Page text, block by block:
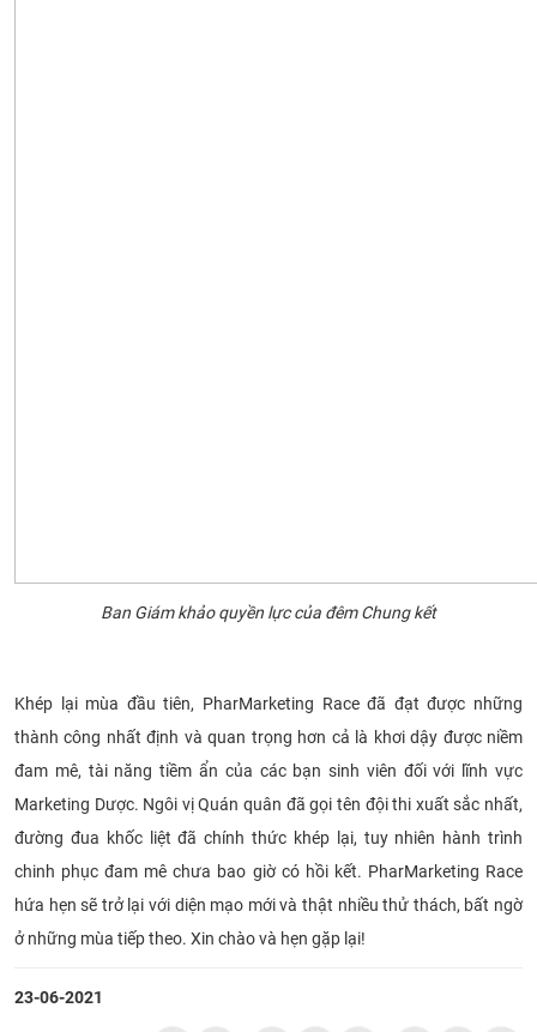
Ban Giám khảo quyền lực của đêm Chung kết
Khép lại mùa đầu tiên, PharMarketing Race đã đạt được những
thành công nhất định và quan trọng hơn cả là khơi dậy được niềm
đam mê, tài năng tiềm ẩn của các bạn sinh viên đối với lĩnh vực
Marketing Dược. Ngôi vị Quán quân đã gọi tên đội thi xuất sắc nhất,
đường đua khốc liệt đã chính thức khép lại, tuy nhiên hành trình
chinh phục đam mê chưa bao giờ có hồi kết. PharMarketing Race
hứa hẹn sẽ trở lại với diện mạo mới và thật nhiều thử thách, bất ngờ
ở những mùa tiếp theo. Xin chào và hẹn gặp lại!
23-06-2021